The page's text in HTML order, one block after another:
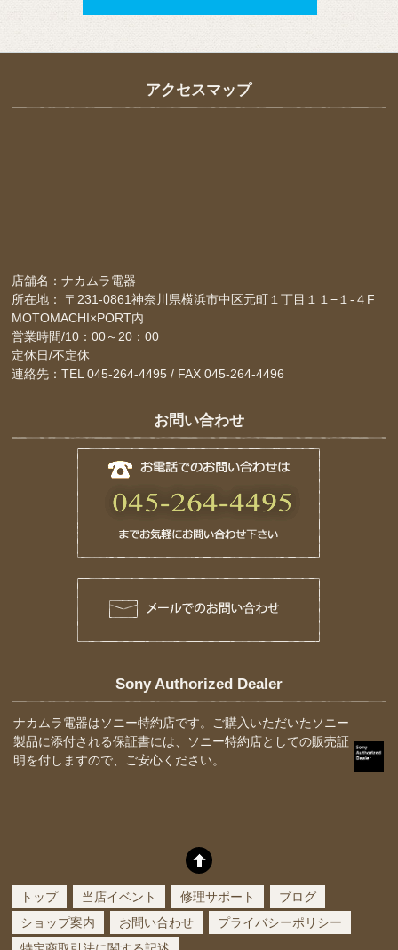
アクセスマップ
店舗名：ナカムラ電器
所在地： 〒231-0861神奈川県横浜市中区元町１丁目１１−１-４F
MOTOMACHI×PORT内
営業時間/10：00～20：00
定休日/不定休
連絡先：TEL 045-264-4495 / FAX 045-264-4496
お問い合わせ
Sony Authorized Dealer
ナカムラ電器はソニー特約店です。ご購入いただいたソニー
製品に添付される保証書には、ソニー特約店としての販売証
明を付しますので、ご安心ください。
トップ 当店イベント 修理サポート
ブログ
ショップ案内
お問い合わせ
プライバシーポリシー